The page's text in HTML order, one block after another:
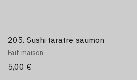
205. Sushi taratre saumon
Fait maison
5,00 €